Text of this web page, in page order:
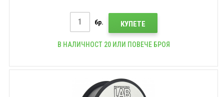
бр. КУПЕТЕ
В НАЛИЧНОСТ 20 ИЛИ ПОВЕЧЕ БРОЯ